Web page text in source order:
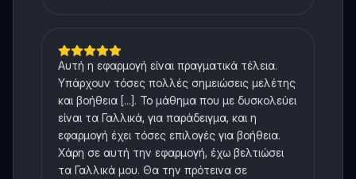
Αυτή η εφαρμογή είναι πραγματικά τέλεια.
Υπάρχουν τόσες πολλές σημειώσεις μελέτης
και βοήθεια [...]. Το μάθημα που με δυσκολεύει
είναι τα Γαλλικά, για παράδειγμα, και η
εφαρμογή έχει τόσες επιλογές για βοήθεια.
Χάρη σε αυτή την εφαρμογή, έχω βελτιώσει
τα Γαλλικά μου. Θα την πρότεινα σε